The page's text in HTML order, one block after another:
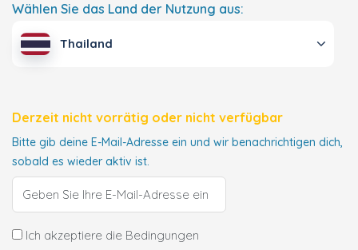
Wählen Sie das Land der Nutzung aus:
Thailand
Derzeit nicht vorrätig oder nicht verfügbar
Bitte gib deine E-Mail-Adresse ein und wir benachrichtigen dich,
sobald es wieder aktiv ist.
Ich akzeptiere die Bedingungen